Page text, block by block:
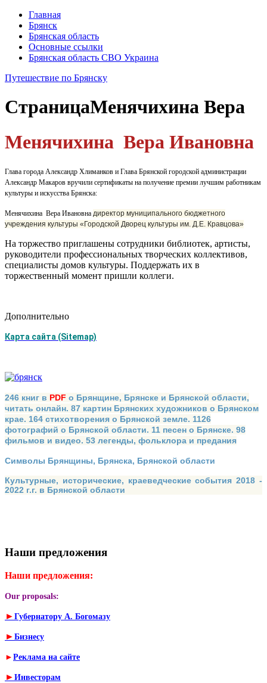
Главная
Брянск
Брянская область
Основные ссылки
Брянская область СВО Украина
Путешествие по Брянску
СтраницаМенячихина Вера
Менячихина Вера Ивановна
Глава города Александр Хлиманков и Глава Брянской городской администрации
Александр Макаров вручили сертификаты на получение премии лучшим работникам
культуры и искусства Брянска:
Менячихина Вера Ивановна директор муниципального бюджетного
учреждения культуры «Городской Дворец культуры им. Д.Е. Кравцова»
На торжество приглашены сотрудники библиотек, артисты,
руководители профессиональных творческих коллективов,
специалисты домов культуры. Поддержать их в
торжественный момент пришли коллеги.
Дополнительно
Карта сайта (Sitemap)
246 книг в PDF о Брянщине, Брянске и Брянской области,
читать онлайн. 87 картин Брянских художников о Брянском
крае. 164 стихотворения о Брянской земле. 1126
фотографий о Брянской области. 11 песен о Брянске. 98
фильмов и видео. 53 легенды, фольклора и предания
Символы Брянщины, Брянска, Брянской области
Культурные, исторические, краеведческие события 2018 -
2022 г.г. в Брянской области
Наши предложения
Наши предложения:
Our proposals:
► Губернатору А. Богомазу
► Бизнесу
► Реклама на сайте
► Инвесторам